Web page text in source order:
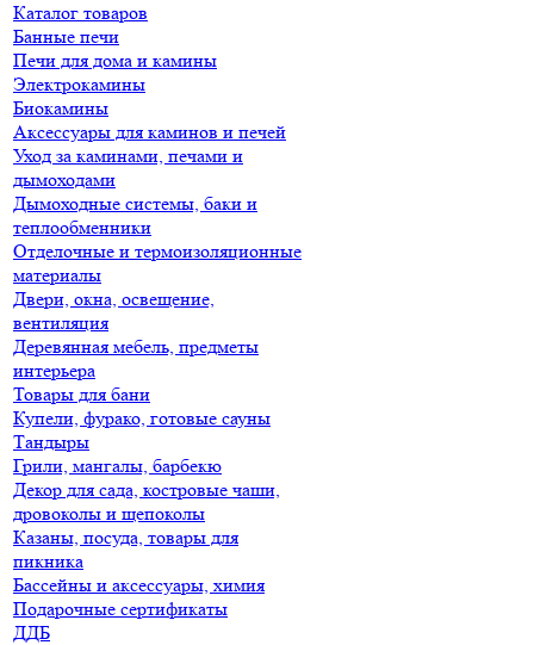
Каталог товаров
Банные печи
Печи для дома и камины
Электрокамины
Биокамины
Аксессуары для каминов и печей
Уход за каминами, печами и
дымоходами
Дымоходные системы, баки и
теплообменники
Отделочные и термоизоляционные
материалы
Двери, окна, освещение,
вентиляция
Деревянная мебель, предметы
интерьера
Товары для бани
Купели, фурако, готовые сауны
Тандыры
Грили, мангалы, барбекю
Декор для сада, костровые чаши,
дровоколы и щепоколы
Казаны, посуда, товары для
пикника
Бассейны и аксессуары, химия
Подарочные сертификаты
ДДБ